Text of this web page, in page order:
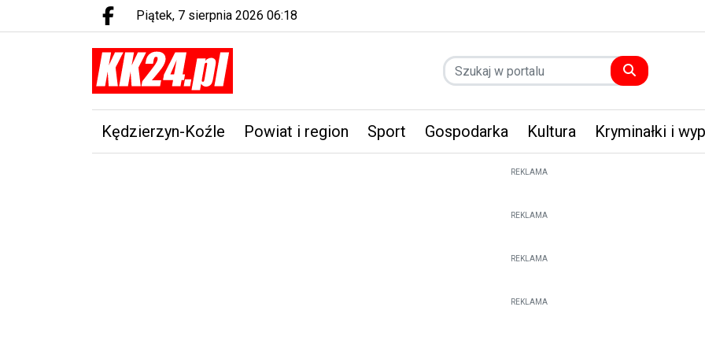
Facebook.com
piątek, 7 sierpnia 2026 06:18
Kędzierzyn-Koźle Powiat i region Sport Gospodarka Kultura Kryminałki i
REKLAMA
REKLAMA
REKLAMA
REKLAMA